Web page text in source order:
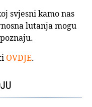
svjesni kamo nas
lutanja mogu
OVDJE.